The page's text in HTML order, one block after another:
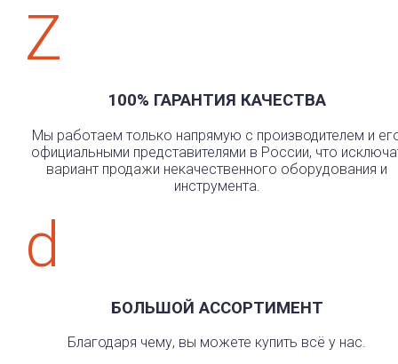
Z
100% ГАРАНТИЯ КАЧЕСТВА
Мы работаем только напрямую с производителем и
официальными представителями в России, что
вариант продажи некачественного оборудования и
инструмента.
d
БОЛЬШОЙ АССОРТИМЕНТ
Благодаря чему, вы можете купить всё у нас.